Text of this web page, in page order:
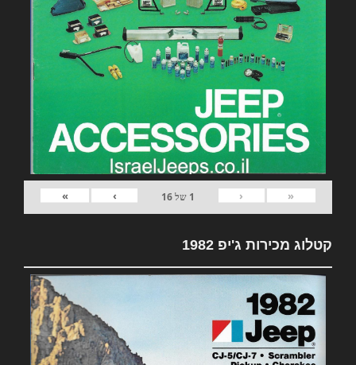
«
‹
1 של16
›
»
קטלוג מכירות ג'יפ 1982